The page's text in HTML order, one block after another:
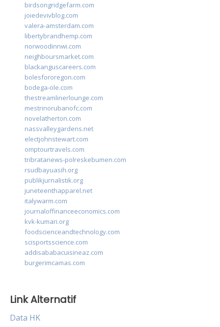
birdsongridgefarm.com
joiedevivblog.com
valera-amsterdam.com
libertybrandhemp.com
norwoodinnwi.com
neighboursmarket.com
blackanguscareers.com
bolesfororegon.com
bodega-ole.com
thestreamlinerlounge.com
mestrinorubanofc.com
novelatherton.com
nassvalleygardens.net
electjohnstewart.com
omptourtravels.com
tribratanews-polreskebumen.com
rsudbayuasih.org
publikjurnalistik.org
juneteenthapparel.net
italywarm.com
journaloffinanceeconomics.com
kvk-kumari.org
foodscienceandtechnology.com
scisportsscience.com
addisababacuisineaz.com
burgerimcamas.com
Link Alternatif
Data HK